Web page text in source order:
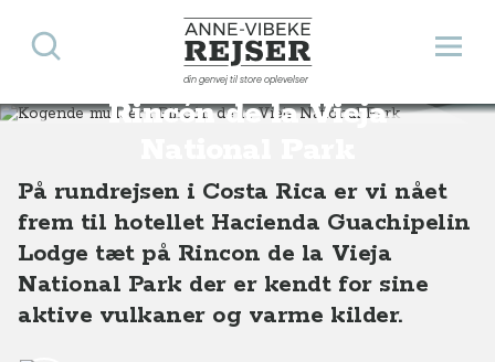
Anne-Vibeke Rejser
din genvej til store oplevelser
Åbn
Søg
Kogende mudder i
Rincón de la Vieja
Destinationer Sydamerika Costa Rica Kogende mudder i Rincón de la Vieja National Park, Costa Rica
På rundrejsen i Costa Rica er vi nået
frem til hotellet Hacienda Guachipelin
Lodge tæt på Rincon de la Vieja
National Park der er kendt for sine
aktive vulkaner og varme kilder.